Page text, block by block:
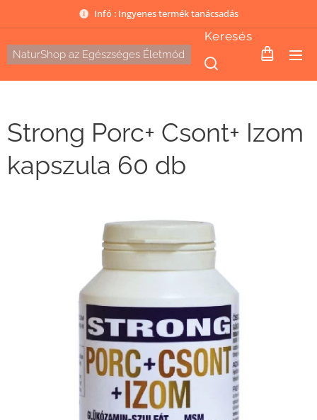
Infó : Ingyenes termék tanácsadás
NaturShop az Egészséges Életmód
Keresés
Strong Porc+ Csont+ Izom
kapszula 60 db